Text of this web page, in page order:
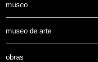
museo
museo de arte
obras